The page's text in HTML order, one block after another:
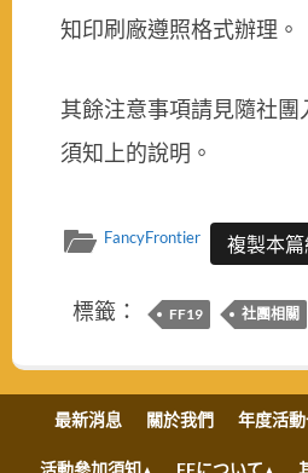
知印刷廠遵照格式辦理。
其餘注意事項請見隨社團
須知上的說明。
FancyFrontier 複製本
標籤： FF19 社團相關
最新消息 關於我們 年度活
活動參加須知 FFについて